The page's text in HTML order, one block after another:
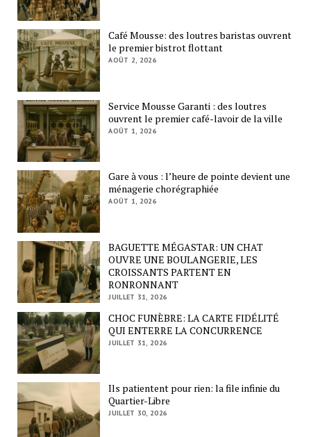
Café Mousse: des loutres baristas ouvrent
le premier bistrot flottant
AOÛT 2, 2026
Service Mousse Garanti : des loutres
ouvrent le premier café-lavoir de la ville
AOÛT 1, 2026
Gare à vous : l’heure de pointe devient une
ménagerie chorégraphiée
AOÛT 1, 2026
BAGUETTE MÉGASTAR: UN CHAT
OUVRE UNE BOULANGERIE, LES
CROISSANTS PARTENT EN
RONRONNANT
JUILLET 31, 2026
CHOC FUNÈBRE: LA CARTE FIDÉLITÉ
QUI ENTERRE LA CONCURRENCE
JUILLET 31, 2026
Ils patientent pour rien: la file infinie du
Quartier-Libre
JUILLET 30, 2026